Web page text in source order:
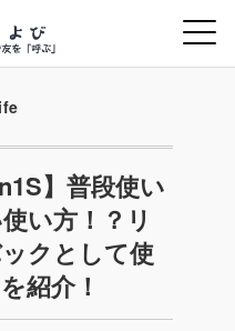
】普段使い
い方！？リ
クとして使
紹介！